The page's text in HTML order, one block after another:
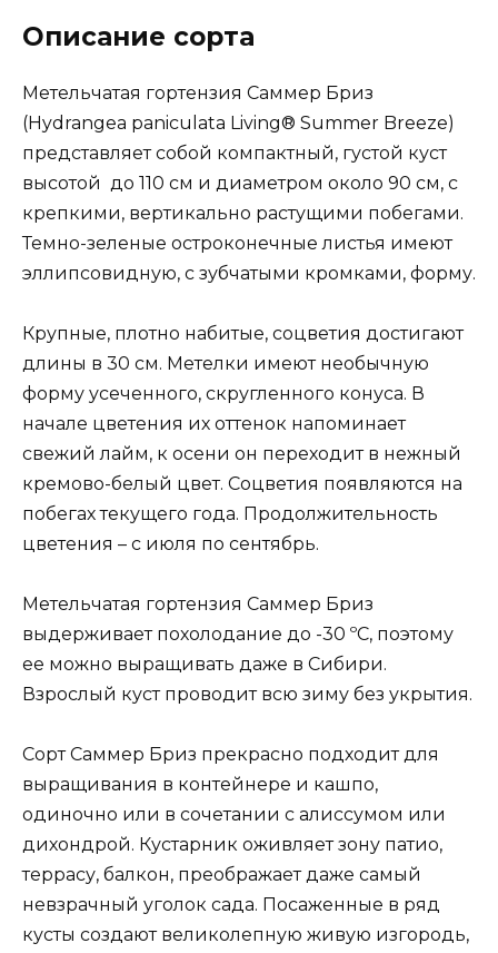
Описание сорта
Метельчатая гортензия Саммер Бриз
(Hydrangea paniculata Living® Summer Breeze)
представляет собой компактный, густой куст
высотой до 110 см и диаметром около 90 см, с
крепкими, вертикально растущими побегами.
Темно-зеленые остроконечные листья имеют
эллипсовидную, с зубчатыми кромками, форму.
Крупные, плотно набитые, соцветия достигают
длины в 30 см. Метелки имеют необычную
форму усеченного, скругленного конуса. В
начале цветения их оттенок напоминает
свежий лайм, к осени он переходит в нежный
кремово-белый цвет. Соцветия появляются на
побегах текущего года. Продолжительность
цветения – с июля по сентябрь.
Метельчатая гортензия Саммер Бриз
выдерживает похолодание до -30 ºC, поэтому
ее можно выращивать даже в Сибири.
Взрослый куст проводит всю зиму без укрытия.
Сорт Саммер Бриз прекрасно подходит для
выращивания в контейнере и кашпо,
одиночно или в сочетании с алиссумом или
дихондрой. Кустарник оживляет зону патио,
террасу, балкон, преображает даже самый
невзрачный уголок сада. Посаженные в ряд
кусты создают великолепную живую изгородь,